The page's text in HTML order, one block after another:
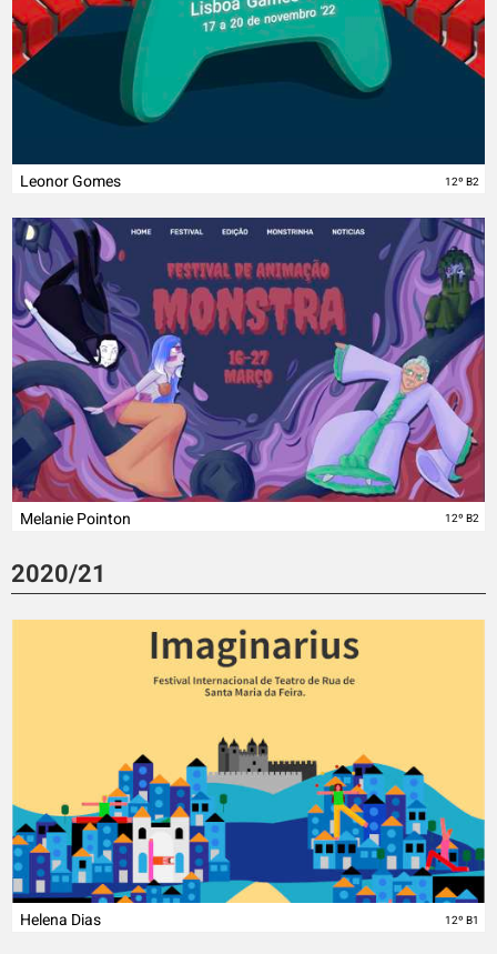
Leonor Gomes 12º B2
Melanie Pointon 12º B2
2020/21
Helena Dias 12º B1